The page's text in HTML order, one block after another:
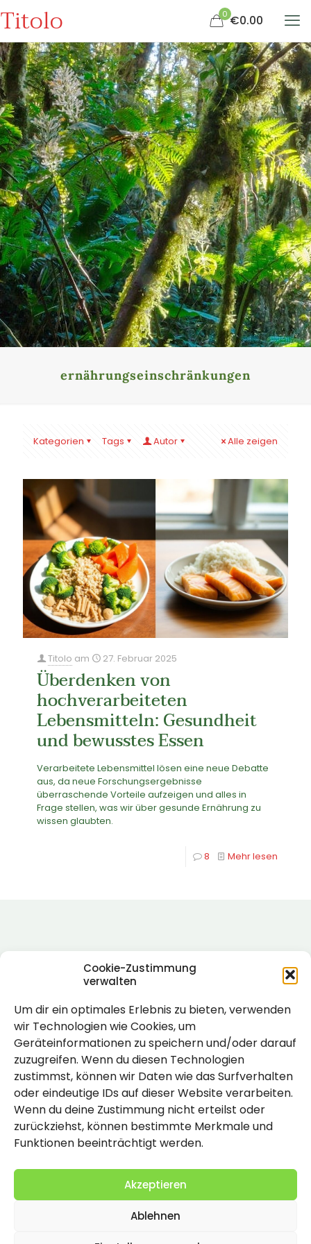
Cookie-Zustimmung
verwalten
Um dir ein optimales Erlebnis zu bieten, verwenden
wir Technologien wie Cookies, um
Geräteinformationen zu speichern und/oder darauf
zuzugreifen. Wenn du diesen Technologien
zustimmst, können wir Daten wie das Surfverhalten
oder eindeutige IDs auf dieser Website verarbeiten.
Wenn du deine Zustimmung nicht erteilst oder
zurückziehst, können bestimmte Merkmale und
Funktionen beeinträchtigt werden.
Akzeptieren
Ablehnen
Titolo 0 €0.00
ernährungseinschränkungen
Kategorien Tags Autor Alle zeigen
Titolo am 27. Februar 2025
Überdenken von
hochverarbeiteten
Lebensmitteln: Gesundheit
und bewusstes Essen
Verarbeitete Lebensmittel lösen eine neue Debatte
aus, da neue Forschungsergebnisse
überraschende Vorteile aufzeigen und alles in
Frage stellen, was wir über gesunde Ernährung zu
wissen glaubten.
8 Mehr lesen
Rechtlich
Impressum
Datenschutzerklärung
Cookie-Richtlinie (EU)